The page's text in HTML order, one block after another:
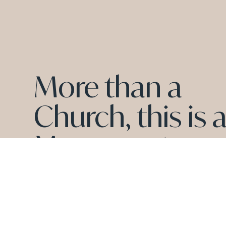
More than a
Church, this is
Movement.